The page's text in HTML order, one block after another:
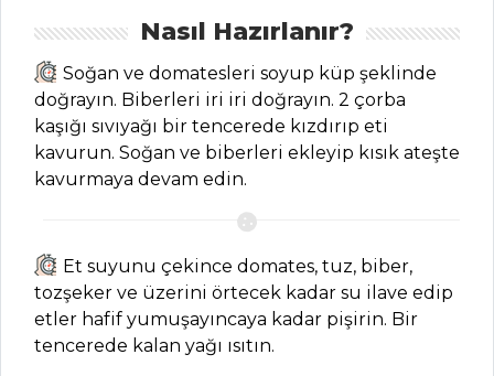
Elmalı Bohça
Kurabiye Tarifi,
Nasıl Yapılır?
Bal Kabağı
Dolgulu Kurabiye
Tarifi, Nasıl Yapılır?
Hamur İşleri Tüm
Tarifleri
Nasıl Hazırlanır?
Soğan ve domatesleri soyup küp şeklinde
doğrayın. Biberleri iri iri doğrayın. 2 çorba
kaşığı sıvıyağı bir tencerede kızdırıp eti
kavurun. Soğan ve biberleri ekleyip kısık ateşte
kavurmaya devam edin.
Et suyunu çekince domates, tuz, biber,
tozşeker ve üzerini örtecek kadar su ilave edip
etler hafif yumuşayıncaya kadar pişirin. Bir
tencerede kalan yağı ısıtın.